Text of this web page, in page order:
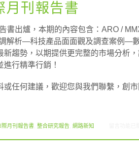
刊報告書
書出爐，本期的內容包含：ARO /
解析—科技產品面面觀及調查案例—
新趨勢，以期提供更完整的市場分析
行精準行銷！
任何建議，歡迎您與我們聯繫，創
際月刊報告書 整合研究報告 網路新知